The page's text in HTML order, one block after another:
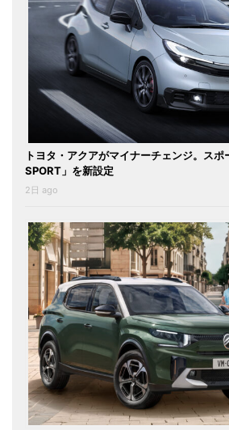
トヨタ・アクアがマイナーチェンジ。スポ
SPORT」を新設定
2日 ago